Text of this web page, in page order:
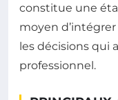
constitue une
moyen
les décisions qui
professionnel.